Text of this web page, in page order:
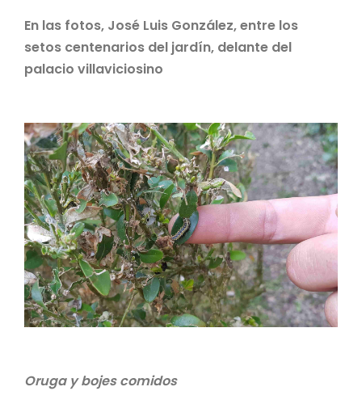
En las fotos, José Luis González, entre los
setos centenarios del jardín, delante del
palacio villaviciosino
Oruga y bojes comidos